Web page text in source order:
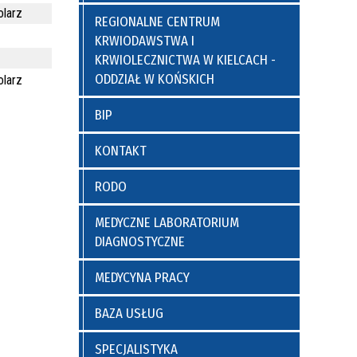
Świętokrzyskie Centrum
Reumatologii
Rezonans Magnetyczny
Dział Zakażeń Szpitalnych
Poradnia Leczenia Zeza
Poradnia Rehabilitacyjna
Poradnia Zdrowia Psychicznego
Pracownia Densytometryczna
REGIONALNE CENTRUM
KRWIODAWSTWA I
KRWIOLECZNICTWA W KIELCACH -
ODDZIAŁ W KOŃSKICH
BIP
KONTAKT
RODO
MEDYCZNE LABORATORIUM
DIAGNOSTYCZNE
MEDYCYNA PRACY
BAZA USŁUG
SPECJALISTYKA